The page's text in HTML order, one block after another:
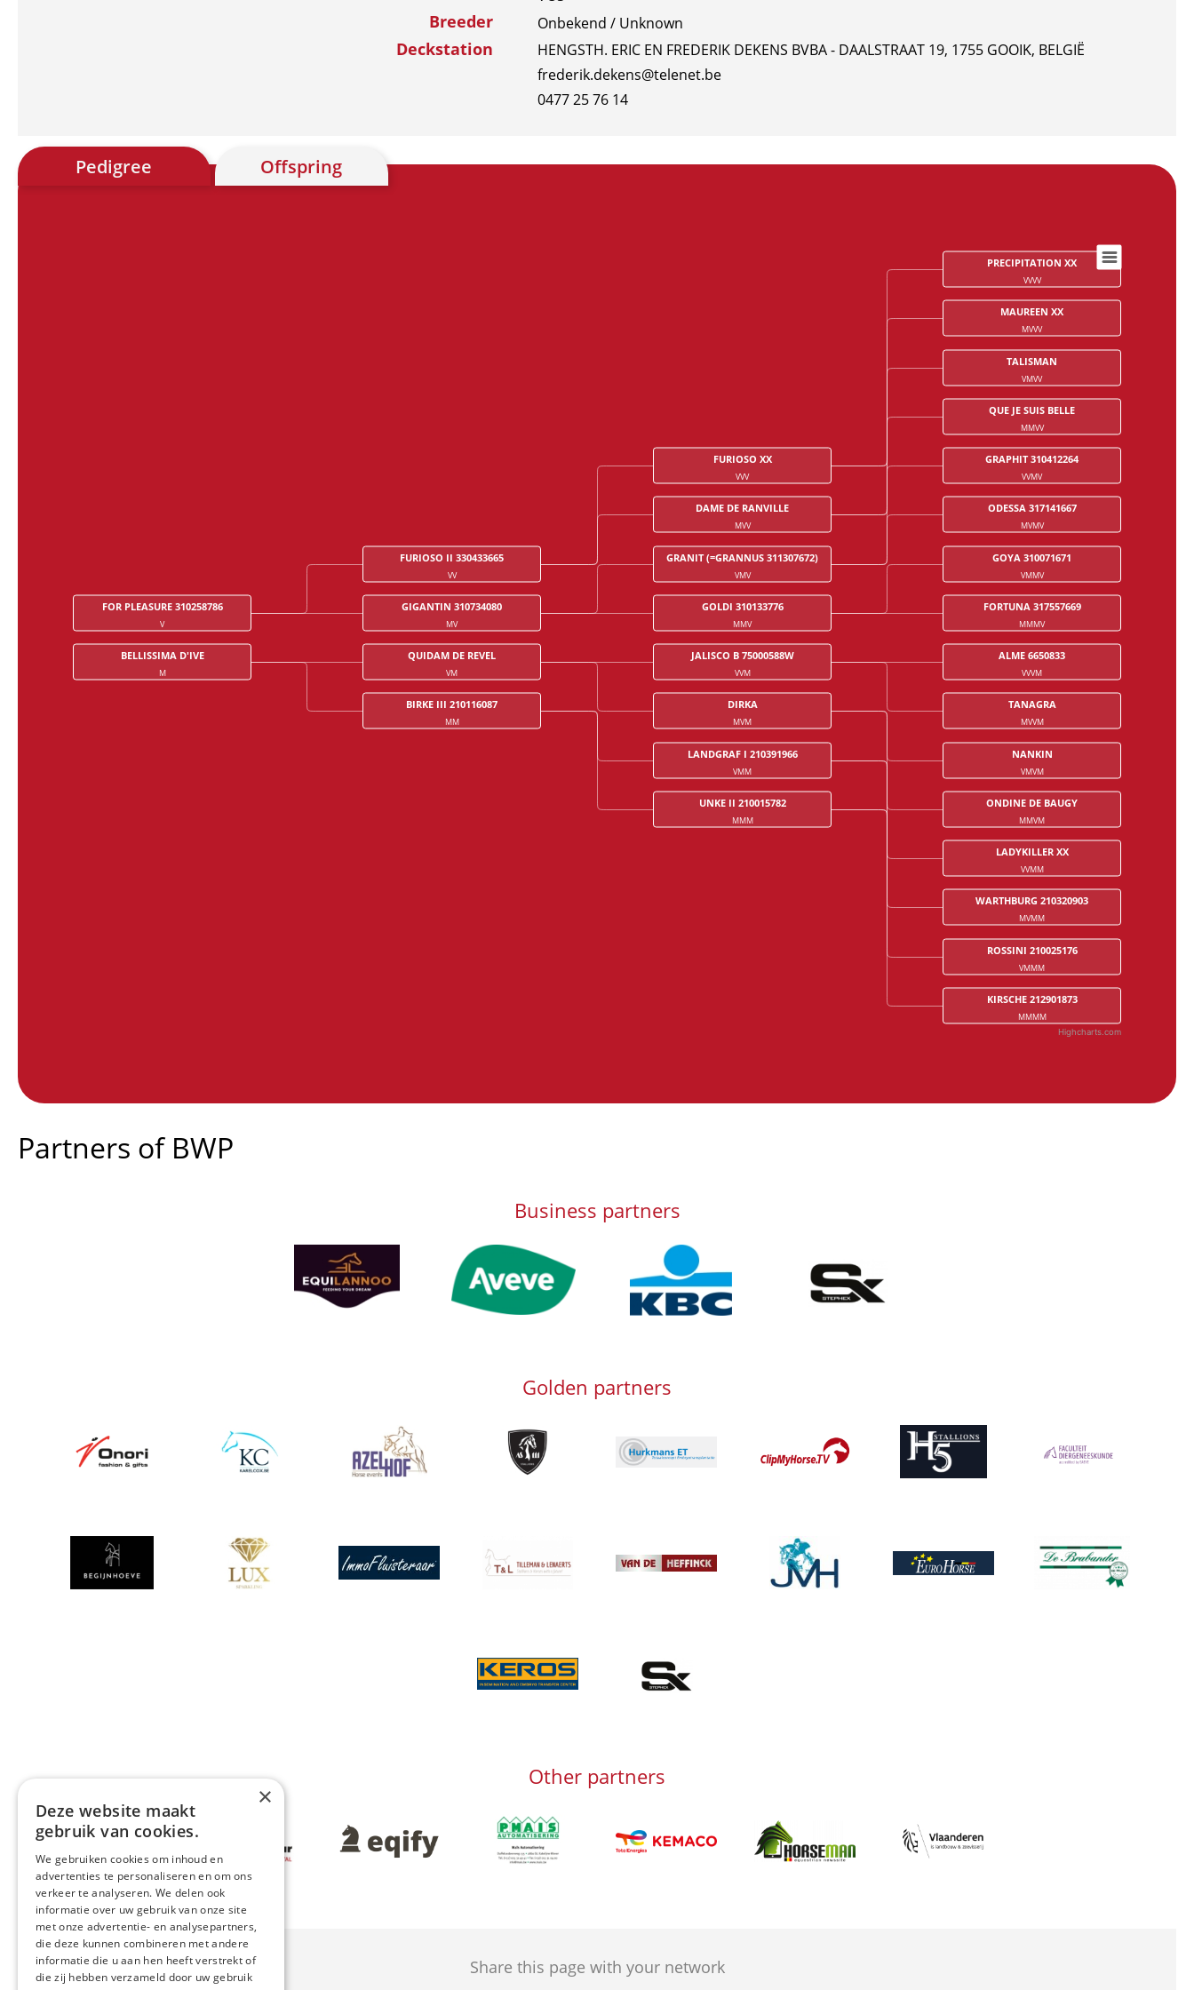
Breeder Onbekend / Unknown
Deckstation
HENGSTH. ERIC EN FREDERIK DEKENS BVBA - DAALSTRAAT 19, 1755 GOOIK, BELGIË
frederik.dekens@telenet.be
0477 25 76 14
Pedigree Offspring
FOR PLEASURE 310258786
V
BELLISSIMA D'IVE
M
FURIOSO II 330433665
VV
GIGANTIN 310734080
MV
QUIDAM DE REVEL
VM
BIRKE III 210116087
MM
FURIOSO XX
VVV
DAME DE RANVILLE
MVV
GRANIT (=GRANNUS 311307672)
VMV
GOLDI 310133776
MMV
JALISCO B 75000588W
VVM
DIRKA
MVM
LANDGRAF I 210391966
VMM
UNKE II 210015782
MMM
PRECIPITATION XX
VVVV
MAUREEN XX
MVVV
TALISMAN
VMVV
QUE JE SUIS BELLE
MMVV
GRAPHIT 310412264
VVMV
ODESSA 317141667
MVMV
GOYA 310071671
VMMV
FORTUNA 317557669
MMMV
ALME 6650833
VVVM
TANAGRA
MVVM
NANKIN
VMVM
ONDINE DE BAUGY
MMVM
LADYKILLER XX
VVMM
WARTHBURG 210320903
MVMM
ROSSINI 210025176
VMMM
KIRSCHE 212901873
MMMM
Highcharts.com
Partners of BWP
Business partners
Afbeelding Afbeelding Afbeelding
Golden partners
Afbeelding Afbeelding Afbeelding Afbeelding
Afbeelding
Afbeelding Afbeelding
Afbeelding Afbeelding Afbeelding
Afbeelding
Afbeelding
Afbeelding
Afbeelding
Afbeelding
Afbeelding
Afbeelding
Other partners
Afbeelding Afbeelding
Afbeelding
Afbeelding
Afbeelding Afbeelding
Share this page with your network
×
Deze website maakt
gebruik van cookies.
We gebruiken cookies om inhoud en
advertenties te personaliseren en om ons
verkeer te analyseren. We delen ook
informatie over uw gebruik van onze site
met onze advertentie- en analysepartners,
die deze kunnen combineren met andere
informatie die u aan hen heeft verstrekt of
die zij hebben verzameld door uw gebruik